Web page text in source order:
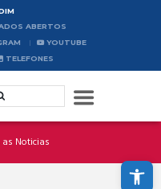
Abrir a barra de ferramentas
ABERTOS
YOUTUBE
TELEFONES
as Noticias